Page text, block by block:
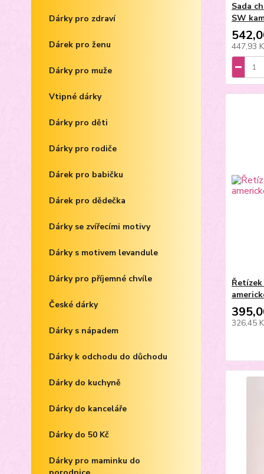
Dárky pro zdraví
Dárek pro ženu
Dárky pro muže
Vtipné dárky
Dárky pro děti
Dárky pro rodiče
Dárek pro babičku
Dárek pro dědečka
Dárky se zvířecími motivy
Dárky s motivem levandule
Dárky pro příjemné chvíle
České dárky
Dárky s nápadem
Dárky k odchodu do důchodu
Dárky do kuchyně
Dárky do kanceláře
Dárky do 50 Kč
Dárky pro maminku do
Sada
SW
447,93
326,45